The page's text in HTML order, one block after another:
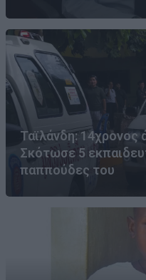
Ταϊλάνδη: 14χρονος
Σκότωσε 5
παππούδες του